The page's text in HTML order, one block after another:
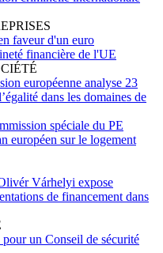
faveur d'un euro
financière de l'UE
européenne analyse 23
dans les domaines de
spéciale du PE
européen sur le logement
Várhelyi expose
de financement dans
un Conseil de sécurité